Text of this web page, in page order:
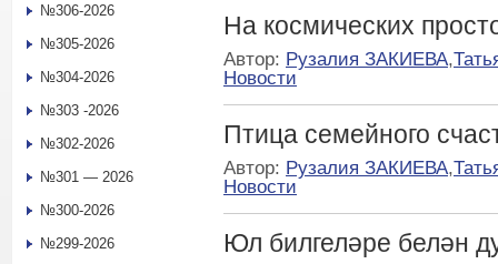
На космических
Автор: Рузалия ЗАКИЕВА,
Новости
Птица семейного
Автор: Рузалия ЗАКИЕВА,
Новости
Юл билгеләре белән
№306-2026
№305-2026
№304-2026
№303 -2026
№302-2026
№301 — 2026
№300-2026
№299-2026